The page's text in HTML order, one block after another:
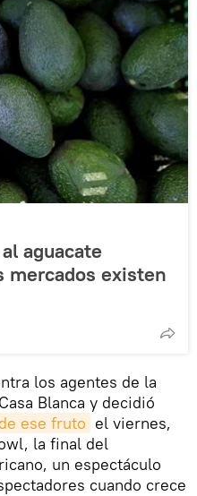
aguacate
mercados existen
los agentes de la
Blanca y decidió
ese fruto el viernes,
la final del
un espectáculo
cuando crece